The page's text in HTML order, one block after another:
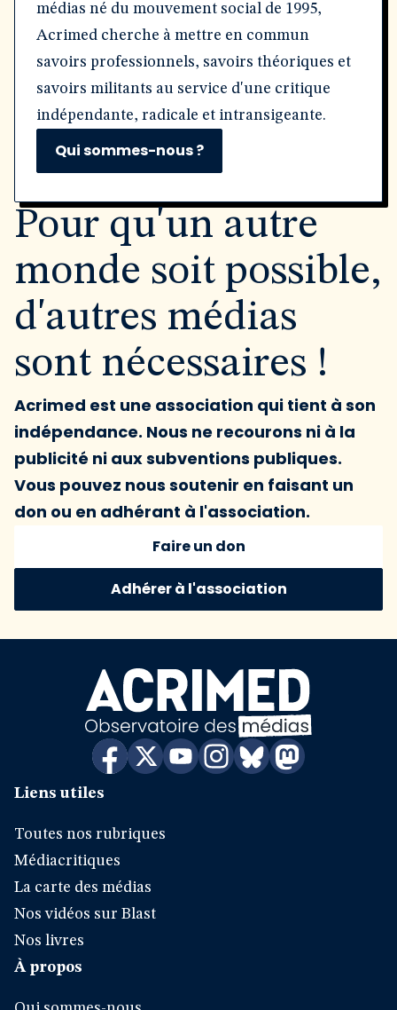
médias né du mouvement social de 1995,
Acrimed cherche à mettre en commun
savoirs professionnels, savoirs théoriques et
savoirs militants au service d'une critique
indépendante, radicale et intransigeante.
Qui sommes-nous ?
Pour qu'un autre
monde soit possible,
d'autres médias
sont nécessaires !
Acrimed est une association qui tient à son
indépendance. Nous ne recourons ni à la
publicité ni aux subventions publiques.
Vous pouvez nous soutenir en faisant un
don ou en adhérant à l'association.
Faire un don
Adhérer à l'association
Liens utiles
Toutes nos rubriques
Médiacritiques
La carte des médias
Nos vidéos sur Blast
Nos livres
À propos